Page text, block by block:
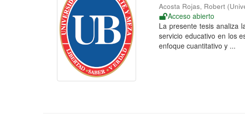
Acosta Rojas, Robert (
Acceso abierto
La presente tesis analiza
servicio educativo en los
enfoque cuantitativo y ...